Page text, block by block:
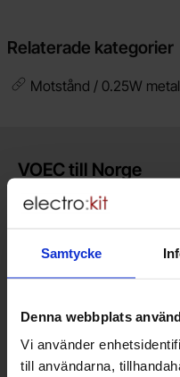
Samtycke
Denna webbplats
Vi använder
till användarna,
Relaterade kategorier
Motstånd / 0.25W
Kort allmän
VOEC till Norge
Vi är registrerade för
kan handla med norsk
Lagerbutik i Malmö